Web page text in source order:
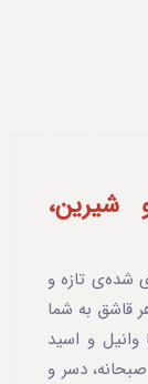
شیرین،
شده‌ی تازه و
قاشق به شما
و اسید
دسر و